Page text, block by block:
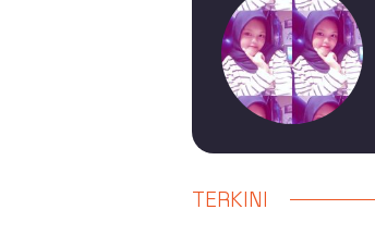
TERKINI